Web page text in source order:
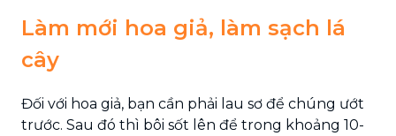
Làm mới hoa giả, làm sạch lá
cây
Đối với hoa giả, bạn cần phải lau sơ để chúng ướt
trước. Sau đó thì bôi sốt lên để trong khoảng 10-